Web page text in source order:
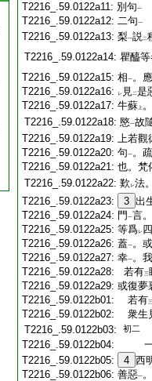
T2216_.59.0122a11: 別句一
T2216_.59.0122a12: 二句一
T2216_.59.0122a13: 梨一説二
T2216_.59.0122a14: 瞿醯等
T2216_.59.0122a15: 相一。應
T2216_.59.0122a16:
レ 見二是
T2216_.59.0122a17: 牛蘇 上
T2216_.59.0122a18: 愍一故
T2216_.59.0122a19: 上若觀
T2216_.59.0122a20: 句一。
T2216_.59.0122a21: 也。梵
T2216_.59.0122a22: 歎 レ法
T2216_.59.0122a23: 3 出
T2216_.59.0122a24: 門 一言
T2216_.59.0122a25: 等爲レ
T2216_.59.0122a26: 蓋一。
T2216_.59.0122a27: 幸一。
T2216_.59.0122a28:
若有三
T2216_.59.0122a29: 或復夢
T2216_.59.0122b01: 若有三
T2216_.59.0122b02:
衆生
T2216_.59.0122b03: 初二
T2216_.59.0122b04: 一
T2216_.59.0122b05: 4 西
T2216_.59.0122b06: 善惡一